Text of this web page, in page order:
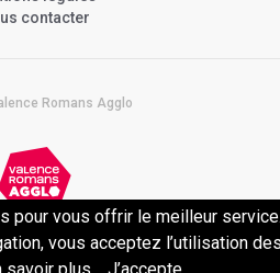
contacter
Romans Agglo
de confidentialité
pour vous offrir le meilleur
vous acceptez l’utilisation